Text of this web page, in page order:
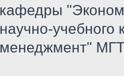
кафедры
научно-
менеджмент"